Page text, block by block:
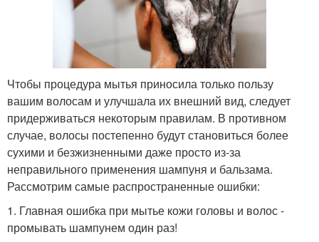
Чтобы процедура мытья приносила только пользу
вашим волосам и улучшала их внешний вид, следует
придерживаться некоторым правилам. В противном
случае, волосы постепенно будут становиться более
сухими и безжизненными даже просто из-за
неправильного применения шампуня и бальзама.
Рассмотрим самые распространенные ошибки:
1. Главная ошибка при мытье кожи головы и волос -
промывать шампунем один раз!